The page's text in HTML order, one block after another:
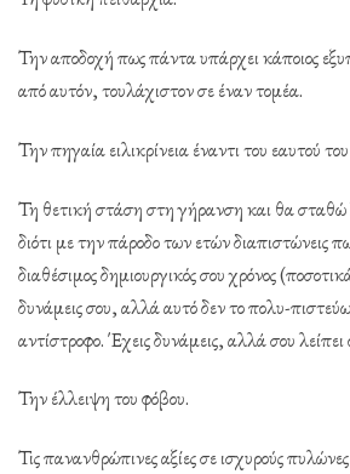
Την αποδοχή πως πάντα υπάρχει κάποιος
από αυτόν, τουλάχιστον σε έναν τομέα.
Την πηγαία ειλικρίνεια έναντι του εαυτού
Τη θετική στάση στη γήρανση και θα σταθώ
διότι με την πάροδο των ετών διαπιστώνεις
διαθέσιμος δημιουργικός σου χρόνος
δυνάμεις σου, αλλά αυτό δεν το πολυ-
αντίστροφο. Έχεις δυνάμεις, αλλά σου λείπει
Την έλλειψη του φόβου.
Τις πανανθρώπινες αξίες σε ισχυρούς